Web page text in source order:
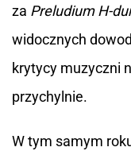
za Preludium H-
widocznych
krytycy muzyczni
przychylnie.
W tym samym